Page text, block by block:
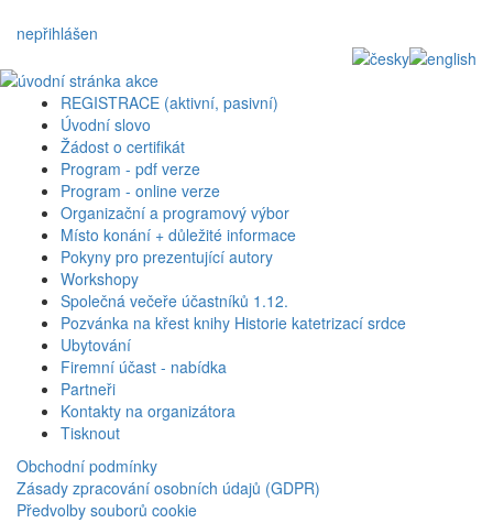
nepřihlášen
REGISTRACE (aktivní, pasivní)
Úvodní slovo
Žádost o certifikát
Program - pdf verze
Program - online verze
Organizační a programový výbor
Místo konání + důležité informace
Pokyny pro prezentující autory
Workshopy
Společná večeře účastníků 1.12.
Pozvánka na křest knihy Historie katetrizací srdce
Ubytování
Firemní účast - nabídka
Partneři
Kontakty na organizátora
Tisknout
Obchodní podmínky
Zásady zpracování osobních údajů (GDPR)
Předvolby souborů cookie